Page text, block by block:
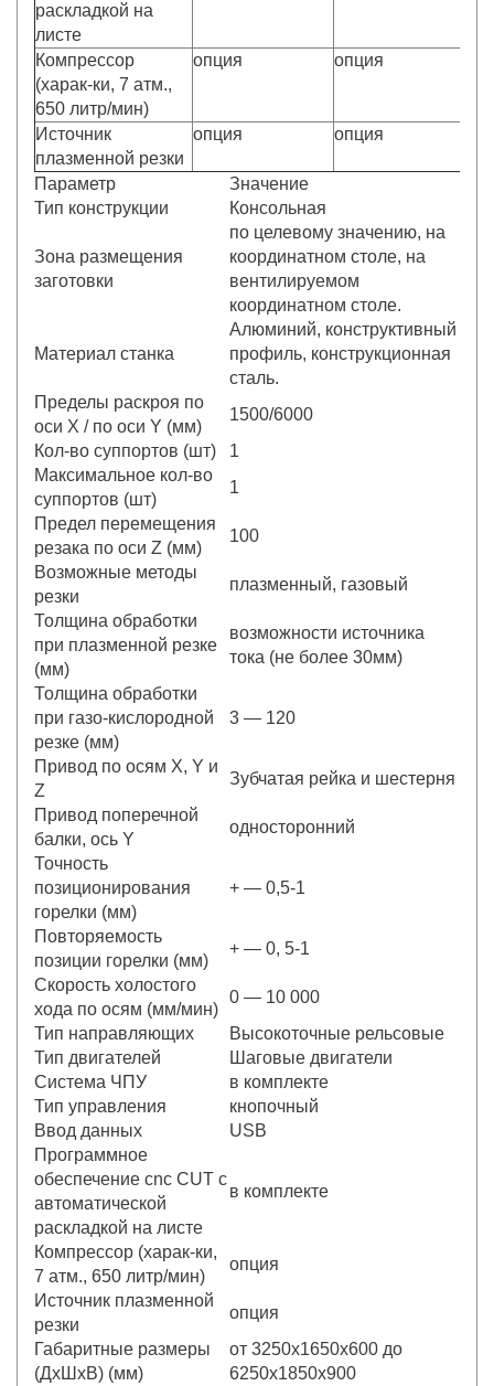
раскладкой на
листе
Компрессор
(харак-ки, 7 атм.,
650 литр/мин)
опция опция
Источник
плазменной резки
опция опция
Параметр
Значение
Тип конструкции
Консольная
Зона размещения
заготовки
по целевому значению, на
координатном столе, на
вентилируемом
координатном столе.
Материал станка
Алюминий, конструктивный
профиль, конструкционная
сталь.
Пределы раскроя по
оси X / по оси Y (мм)
1500/6000
Кол-во суппортов (шт)
1
Максимальное кол-во
суппортов (шт)
1
Предел перемещения
резака по оси Z (мм)
100
Возможные методы
резки
плазменный, газовый
Толщина обработки
при плазменной резке
(мм)
возможности источника
тока (не более 30мм)
Толщина обработки
при газо-кислородной
резке (мм)
3 — 120
Привод по осям X, Y и
Z
Зубчатая рейка и шестерня
Привод поперечной
балки, ось Y
односторонний
Точность
позиционирования
горелки (мм)
+ — 0,5-1
Повторяемость
позиции горелки (мм)
+ — 0, 5-1
Скорость холостого
хода по осям (мм/мин)
0 — 10 000
Тип направляющих
Высокоточные рельсовые
Тип двигателей
Шаговые двигатели
Система ЧПУ
в комплекте
Тип управления
кнопочный
Ввод данных
USB
Программное
обеспечение cnc CUT с
автоматической
раскладкой на листе
в комплекте
Компрессор (харак-ки,
7 атм., 650 литр/мин)
опция
Источник плазменной
резки
опция
Габаритные размеры
(ДхШхВ) (мм)
от 3250х1650х600 до
6250х1850х900